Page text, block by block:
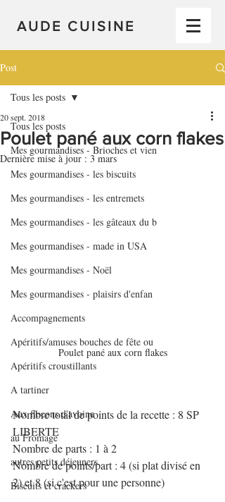
AUDE CUISINE
Post
Tous les posts
Mes gourmandises - Brioches et vien
Mes gourmandises - les biscuits
Mes gourmandises - les entremets
Mes gourmandises - les gâteaux du b
Mes gourmandises - made in USA
Mes gourmandises - Noël
Mes gourmandises - plaisirs d'enfan
Accompagnements
Apéritifs/amuses bouches de fête ou
Apéritifs croustillants
A tartiner
Aux flocons d'avoine
au Fromage
autres petits déjeuners
Biscuits et crackers
Tous les posts
Poulet pané aux corn flakes
20 sept. 2018
Dernière mise à jour : 3 mars
Poulet pané aux corn flakes
Nombre total de points de la recette : 8 SP
LIBERTE
Nombre de parts : 1 à 2
Nombre de points/part : 4 (si plat divisé en
2) et 8 (si c'est pour une personne)